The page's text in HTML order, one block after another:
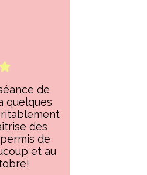
de
quelques
des
de
et au